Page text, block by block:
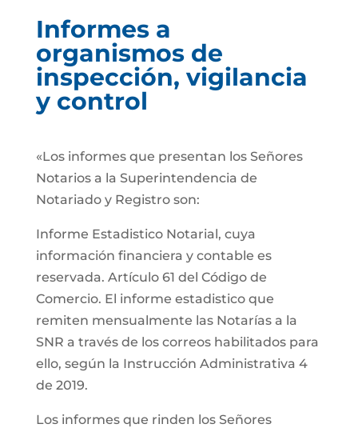
Informes a
organismos de
inspección, vigilancia
y control
«Los informes que presentan los Señores
Notarios a la Superintendencia de
Notariado y Registro son:
Informe Estadistico Notarial, cuya
información financiera y contable es
reservada. Artículo 61 del Código de
Comercio. El informe estadistico que
remiten mensualmente las Notarías a la
SNR a través de los correos habilitados para
ello, según la Instrucción Administrativa 4
de 2019.
Los informes que rinden los Señores